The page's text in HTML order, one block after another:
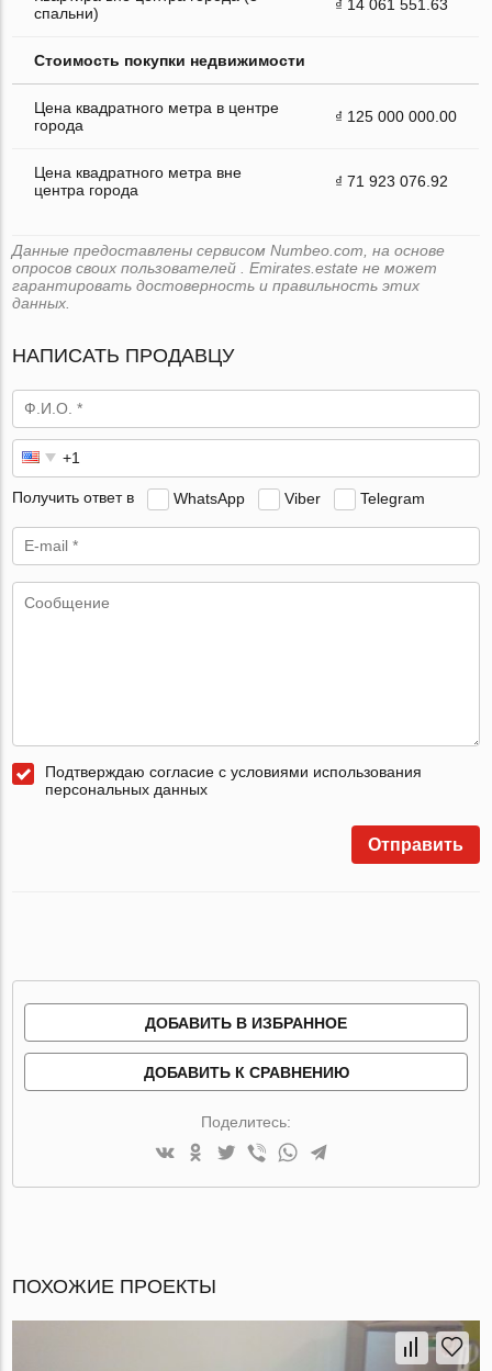
спальни)
₫ 14 061 551.63
Стоимость покупки недвижимости
Цена квадратного метра в центре
города
₫ 125 000 000.00
Цена квадратного метра вне
центра города
₫ 71 923 076.92
Данные предоставлены сервисом Numbeo.com, на основе
опросов своих пользователей . Emirates.estate не может
гарантировать достоверность и правильность этих
данных.
НАПИСАТЬ ПРОДАВЦУ
Получить ответ в WhatsApp Viber Telegram
Подтверждаю согласие с условиями использования
персональных данных
Отправить
ДОБАВИТЬ В ИЗБРАННОЕ
ДОБАВИТЬ К СРАВНЕНИЮ
Поделитесь:
ПОХОЖИЕ ПРОЕКТЫ